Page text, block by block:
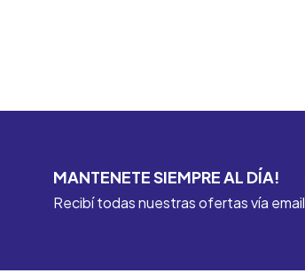
MANTENETE SIEMPRE AL DÍA!
Recibí todas nuestras ofertas vía email